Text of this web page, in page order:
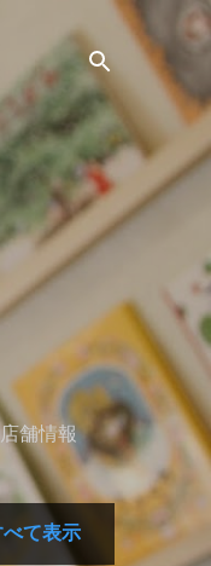
店舗情報
べて表示